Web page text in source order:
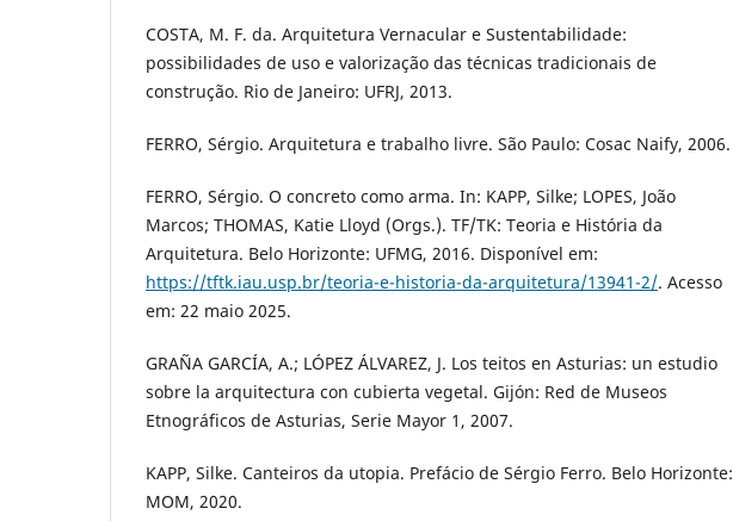
COSTA, M. F. da. Arquitetura Vernacular e Sustentabilidade:
possibilidades de uso e valorização das técnicas tradicionais de
construção. Rio de Janeiro: UFRJ, 2013.
FERRO, Sérgio. Arquitetura e trabalho livre. São Paulo: Cosac Naify, 2006.
FERRO, Sérgio. O concreto como arma. In: KAPP, Silke; LOPES, João
Marcos; THOMAS, Katie Lloyd (Orgs.). TF/TK: Teoria e História da
Arquitetura. Belo Horizonte: UFMG, 2016. Disponível em:
https://tftk.iau.usp.br/teoria-e-historia-da-arquitetura/13941-2/. Acesso
em: 22 maio 2025.
GRAÑA GARCÍA, A.; LÓPEZ ÁLVAREZ, J. Los teitos en Asturias: un estudio
sobre la arquitectura con cubierta vegetal. Gijón: Red de Museos
Etnográficos de Asturias, Serie Mayor 1, 2007.
KAPP, Silke. Canteiros da utopia. Prefácio de Sérgio Ferro. Belo Horizonte:
MOM, 2020.